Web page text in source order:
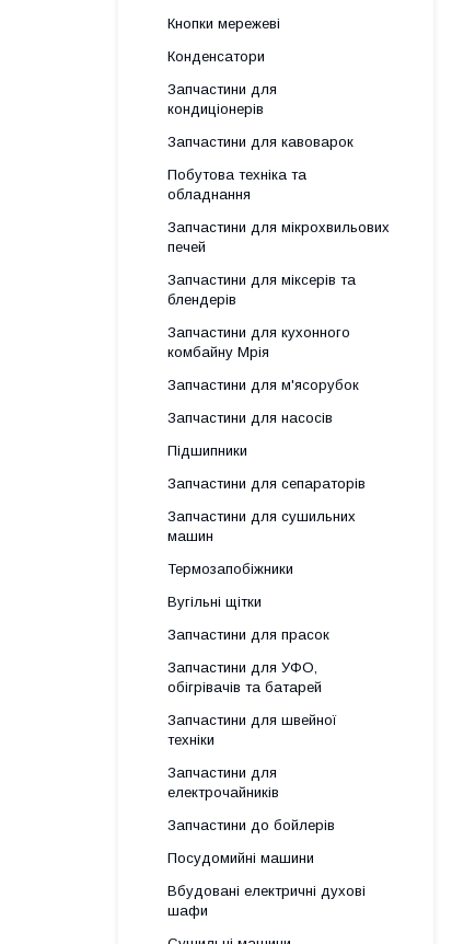
Кнопки мережеві
Конденсатори
Запчастини для
кондиціонерів
Запчастини для кавоварок
Побутова техніка та
обладнання
Запчастини для мікрохвильових
печей
Запчастини для міксерів та
блендерів
Запчастини для кухонного
комбайну Мрія
Запчастини для м'ясорубок
Запчастини для насосів
Підшипники
Запчастини для сепараторів
Запчастини для сушильних
машин
Термозапобіжники
Вугільні щітки
Запчастини для прасок
Запчастини для УФО,
обігрівачів та батарей
Запчастини для швейної
техніки
Запчастини для
електрочайників
Запчастини до бойлерів
Посудомийні машини
Вбудовані електричні духові
шафи